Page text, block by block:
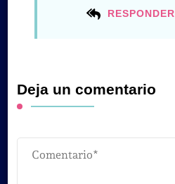
RESPONDER
Deja un comentario